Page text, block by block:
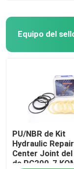
Equipo
equipo del
Equipo del
Rod Seal
Equipo del
PU/NBR de Kit
Hydraulic Repair
Center Joint
de PC200-7